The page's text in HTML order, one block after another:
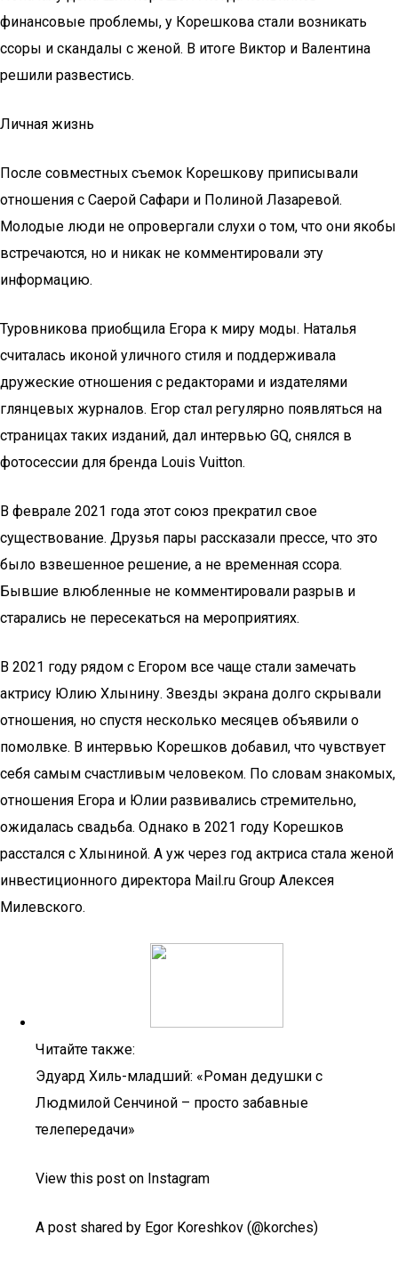
финансовые проблемы, у Корешкова стали возникать
ссоры и скандалы с женой. В итоге Виктор и Валентина
решили развестись.
Личная жизнь
После совместных съемок Корешкову приписывали
отношения с Саерой Сафари и Полиной Лазаревой.
Молодые люди не опровергали слухи о том, что они якобы
встречаются, но и никак не комментировали эту
информацию.
Туровникова приобщила Егора к миру моды. Наталья
считалась иконой уличного стиля и поддерживала
дружеские отношения с редакторами и издателями
глянцевых журналов. Егор стал регулярно появляться на
страницах таких изданий, дал интервью GQ, снялся в
фотосессии для бренда Louis Vuitton.
В феврале 2021 года этот союз прекратил свое
существование. Друзья пары рассказали прессе, что это
было взвешенное решение, а не временная ссора.
Бывшие влюбленные не комментировали разрыв и
старались не пересекаться на мероприятиях.
В 2021 году рядом с Егором все чаще стали замечать
актрису Юлию Хлынину. Звезды экрана долго скрывали
отношения, но спустя несколько месяцев объявили о
помолвке. В интервью Корешков добавил, что чувствует
себя самым счастливым человеком. По словам знакомых,
отношения Егора и Юлии развивались стремительно,
ожидалась свадьба. Однако в 2021 году Корешков
расстался с Хлыниной. А уж через год актриса стала женой
инвестиционного директора Mail.ru Group Алексея
Милевского.
Читайте также:
Эдуард Хиль-младший: «Роман дедушки с
Людмилой Сенчиной – просто забавные
телепередачи»
View this post on Instagram
A post shared by Egor Koreshkov (@korches)